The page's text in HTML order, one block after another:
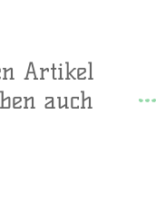
Artikel
auch